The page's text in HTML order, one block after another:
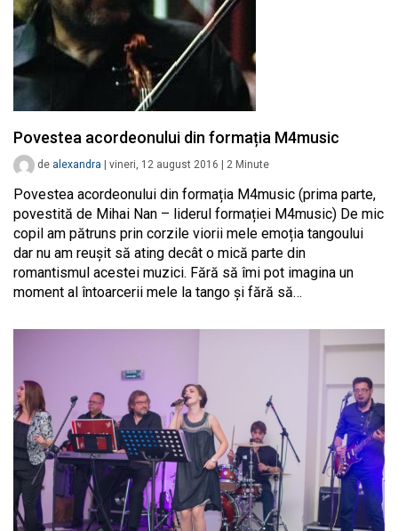
Povestea acordeonului din formația M4music
de alexandra vineri, 12 august 2016 2 Minute
Povestea acordeonului din formația M4music (prima parte,
povestită de Mihai Nan – liderul formației M4music) De mic
copil am pătruns prin corzile viorii mele emoția tangoului
dar nu am reușit să ating decât o mică parte din
romantismul acestei muzici. Fără să îmi pot imagina un
moment al întoarcerii mele la tango și fără să…